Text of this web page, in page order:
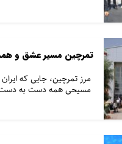
تمرچین مسیر عشق و
مرز تمرچین، جایی که
مسیحی همه دست به دست